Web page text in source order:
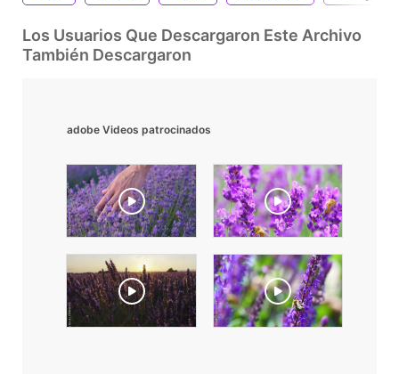
Los Usuarios Que Descargaron Este Archivo
También Descargaron
adobe Videos patrocinados